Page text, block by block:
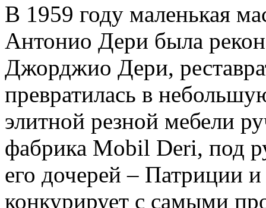
В 1959 году маленькая
Антонио Дери была
Джорджио Дери,
превратилась в
элитной резной мебели
фабрика Mobil Deri, под
его дочерей – Патриции
конкурирует с самыми